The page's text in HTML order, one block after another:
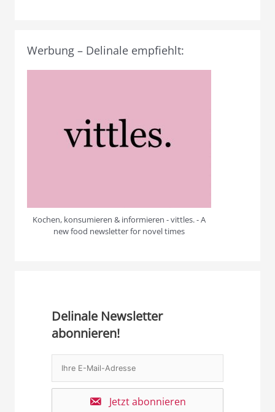
Werbung – Delinale empfiehlt:
Kochen, konsumieren & informieren - vittles. - A
new food newsletter for novel times
Delinale Newsletter
abonnieren!
Jetzt abonnieren